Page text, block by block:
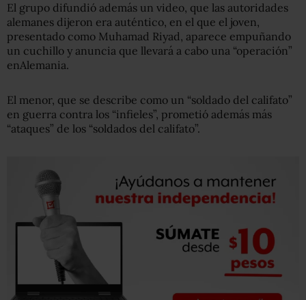
El grupo difundió además un video, que las autoridades
alemanes dijeron era auténtico, en el que el joven,
presentado como Muhamad Riyad, aparece empuñando
un cuchillo y anuncia que llevará a cabo una “operación”
enAlemania.
El menor, que se describe como un “soldado del califato”
en guerra contra los “infieles”, prometió además más
“ataques” de los “soldados del califato”.